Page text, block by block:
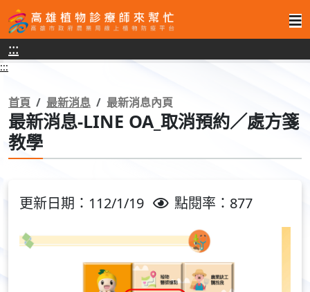
高
雄
植
物
診
療
來
忙
:::
:::
最新消息-LINE OA_取消預約／處方箋
教學
首頁 最新消息 最新消息內頁
更新日期：112/1/19 點閱率：877